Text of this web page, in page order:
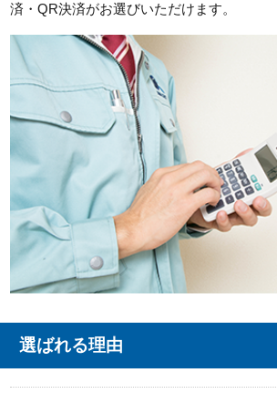
済・QR決済がお選びいただけます。
選ばれる理由